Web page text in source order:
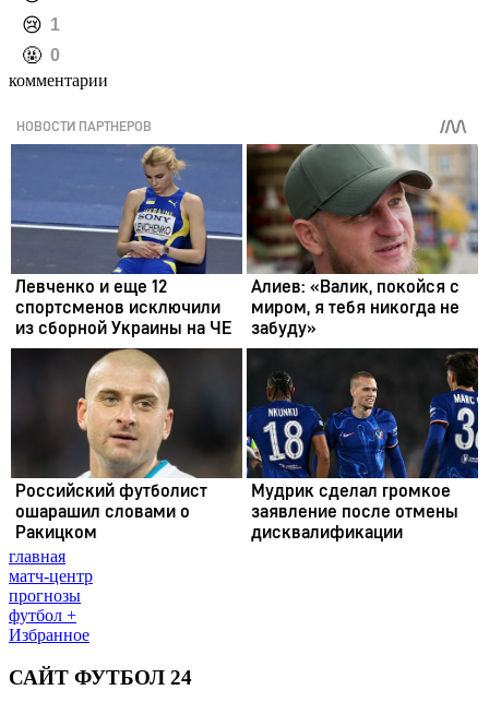
️😢 1
️🤬 0
комментарии
главная
матч-центр
прогнозы
футбол +
Избранное
САЙТ ФУТБОЛ 24